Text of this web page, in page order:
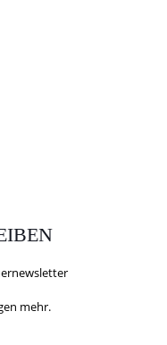
mehr.